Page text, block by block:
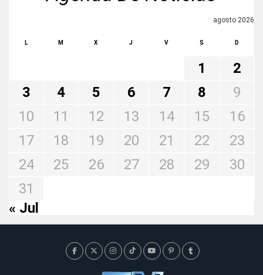
agosto 2026
L M X J V S D
1
2
3
4 5 6 7 8
9
10
11 12 13 14 15
16
17
18 19 20 21 22
23
24
25 26 27 28 29
30
31
« Jul